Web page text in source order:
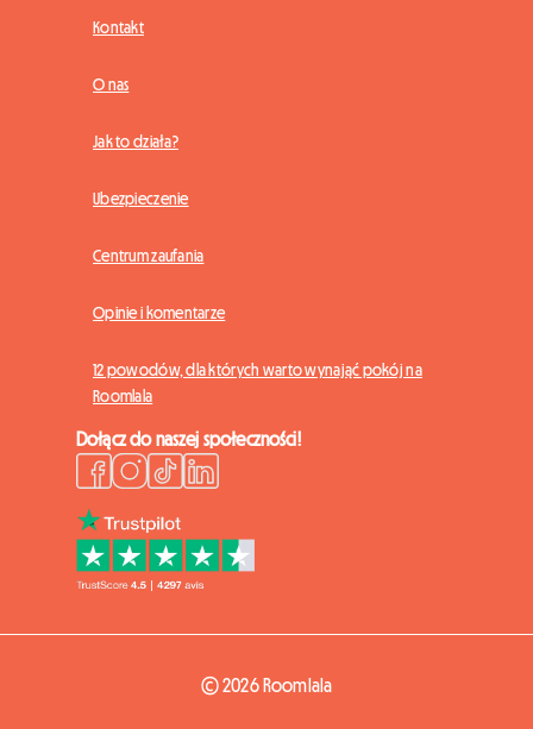
Kontakt
O nas
Jak to działa?
Ubezpieczenie
Centrum zaufania
Opinie i komentarze
12 powodów, dla których warto wynająć pokój na
Roomlala
Dołącz do naszej społeczności!
© 2026 Roomlala